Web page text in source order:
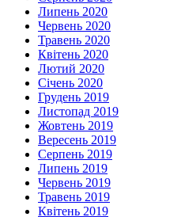
Липень 2020
Червень 2020
Травень 2020
Квітень 2020
Лютий 2020
Січень 2020
Грудень 2019
Листопад 2019
Жовтень 2019
Вересень 2019
Серпень 2019
Липень 2019
Червень 2019
Травень 2019
Квітень 2019